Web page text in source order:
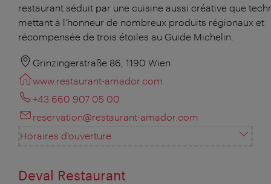
restaurant séduit par une cuisine aussi créative que
mettant à l’honneur de nombreux produits régionaux et
récompensée de trois étoiles au Guide Michelin.
Grinzingerstraße 86, 1190 Wien
www.restaurant-amador.com
+43 660 907 05 00
reservation@restaurant-amador.com
Horaires d'ouverture
Deval Restaurant